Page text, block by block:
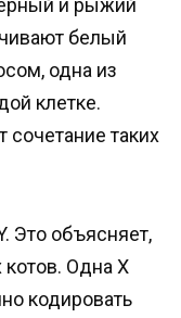
и рыжий
белый
одна из
клетке.
таких
Это объясняет,
Одна Х
кодировать